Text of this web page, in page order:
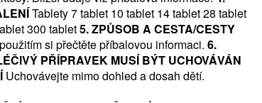
Pokud se užívá v této fázi těhotenství, může
(viz „Těhotenství a kojení“ níže).
na Vás, může lékař požadovat, abyste častěji
Vás některým vyšetřením. Pokud jdete
lékaře, řekněte ošetřujícímu chirurgovi nebo
Candegamma. Candegamma může v
různými dávkami přípravku Candegamma.Starší
úprava počáteční dávky.Pacienti s
Počáteční dávka 4 mg může být zvážena u
jsou pacienti s možnou deplecí
4.4).Pacienti s poruchou funkce ledvin
poruchou funkce ledvin, včetně
Tablety 7 tablet 10 tablet 14 tablet 28 tablet
300 tablet5. ZPŮSOB A CESTA/CESTY
si přečtěte příbalovou informaci. 6.
PŘÍPRAVEK MUSÍ BÝT UCHOVÁVÁN
Uchovávejte mimo dohled a dosah dětí.